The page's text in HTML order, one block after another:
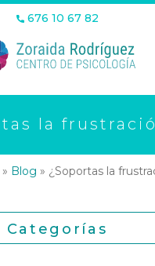
676 10 67 82
la
» Blog » ¿Soportas la
Categorías